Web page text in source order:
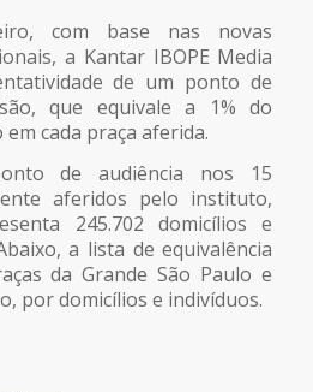
com base nas novas
a Kantar IBOPE Media
de um ponto de
que equivale a 1% do
cada praça aferida.
de audiência nos 15
aferidos pelo instituto,
245.702 domicílios e
a lista de equivalência
da Grande São Paulo e
por domicílios e indivíduos.